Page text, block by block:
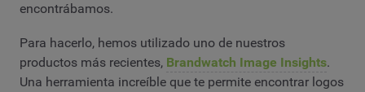
encontrábamos.
Para hacerlo, hemos utilizado uno de nuestros
productos más recientes, Brandwatch Image Insights.
Una herramienta increíble que te permite encontrar logos